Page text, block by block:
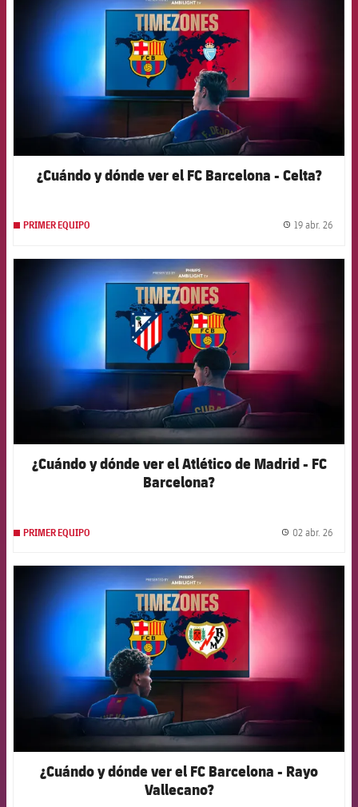
¿Cuándo y dónde ver el FC Barcelona - Celta?
PRIMER EQUIPO 19 abr. 26
FCB Barcelona badge
¿Cuándo y dónde ver el Atlético de Madrid - FC
Barcelona?
PRIMER EQUIPO 02 abr. 26
FCB Barcelona badge
¿Cuándo y dónde ver el FC Barcelona - Rayo
Vallecano?